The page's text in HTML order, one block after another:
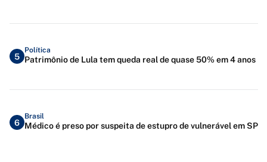
5
Política
Patrimônio de Lula tem queda real de quase 50% em 4 anos
6
Brasil
Médico é preso por suspeita de estupro de vulnerável em SP